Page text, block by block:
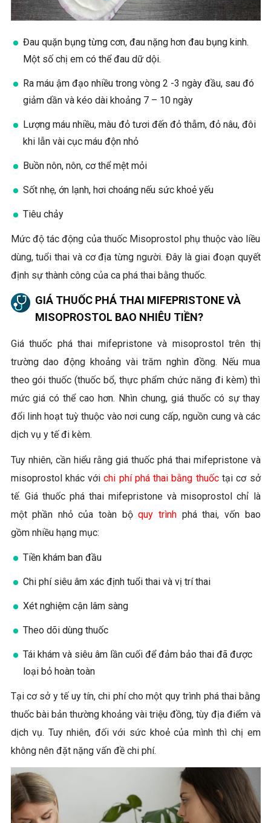
Đau quặn bụng từng cơn, đau nặng hơn đau bụng kinh.
Một số chị em có thể đau dữ dội.
Ra máu ậm đạo nhiều trong vòng 2 -3 ngày đầu, sau đó
giảm dần và kéo dài khoảng 7 – 10 ngày
Lượng máu nhiều, màu đỏ tươi đến đỏ thẫm, đỏ nâu, đôi
khi lẫn vài cục máu độn nhỏ
Buồn nôn, nôn, cơ thể mệt mỏi
Sốt nhẹ, ớn lạnh, hơi choáng nếu sức khoẻ yếu
Tiêu chảy
Mức độ tác động của thuốc Misoprostol phụ thuộc vào liều
dùng, tuổi thai và cơ địa từng người. Đây là giai đoạn quyết
định sự thành công của ca phá thai bằng thuốc.
GIÁ THUỐC PHÁ THAI MIFEPRISTONE VÀ
MISOPROSTOL BAO NHIÊU TIỀN?
Giá thuốc phá thai mifepristone và misoprostol trên thị
trường dao động khoảng vài trăm nghìn đồng. Nếu mua
theo gói thuốc (thuốc bổ, thực phẩm chức năng đi kèm) thì
mức giá có thể cao hơn. Nhìn chung, giá thuốc có sự thay
đổi linh hoạt tuỳ thuộc vào nơi cung cấp, nguồn cung và các
dịch vụ y tế đi kèm.
Tuy nhiên, cần hiểu rằng giá thuốc phá thai mifepristone và
misoprostol khác vớichi phí phá thai bằng thuốctại cơ sở
tế. Giá thuốc phá thai mifepristone và misoprostol chỉ là
một phần nhỏ của toàn bộquy trìnhphá thai, vốn bao
gồm nhiều hạng mục:
Tiền khám ban đầu
Chi phí siêu âm xác định tuổi thai và vị trí thai
Xét nghiệm cận lâm sàng
Theo dõi dùng thuốc
Tái khám và siêu âm lần cuối để đảm bảo thai đã được
loại bỏ hoàn toàn
Tại cơ sở y tế uy tín, chi phí cho một quy trình phá thai bằng
thuốc bài bản thường khoảng vài triệu đồng, tùy địa điểm và
dịch vụ. Tuy nhiên, đối với sức khoẻ của mình thì chị em
không nên đặt nặng vấn đề chi phí.